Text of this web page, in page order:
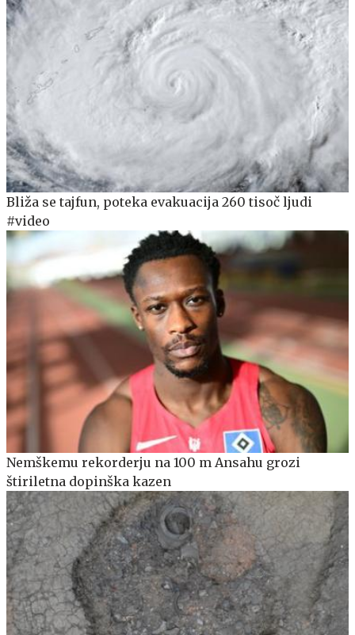
Bliža se tajfun, poteka evakuacija 260 tisoč ljudi
#video
Nemškemu rekorderju na 100 m Ansahu grozi
štiriletna dopinška kazen